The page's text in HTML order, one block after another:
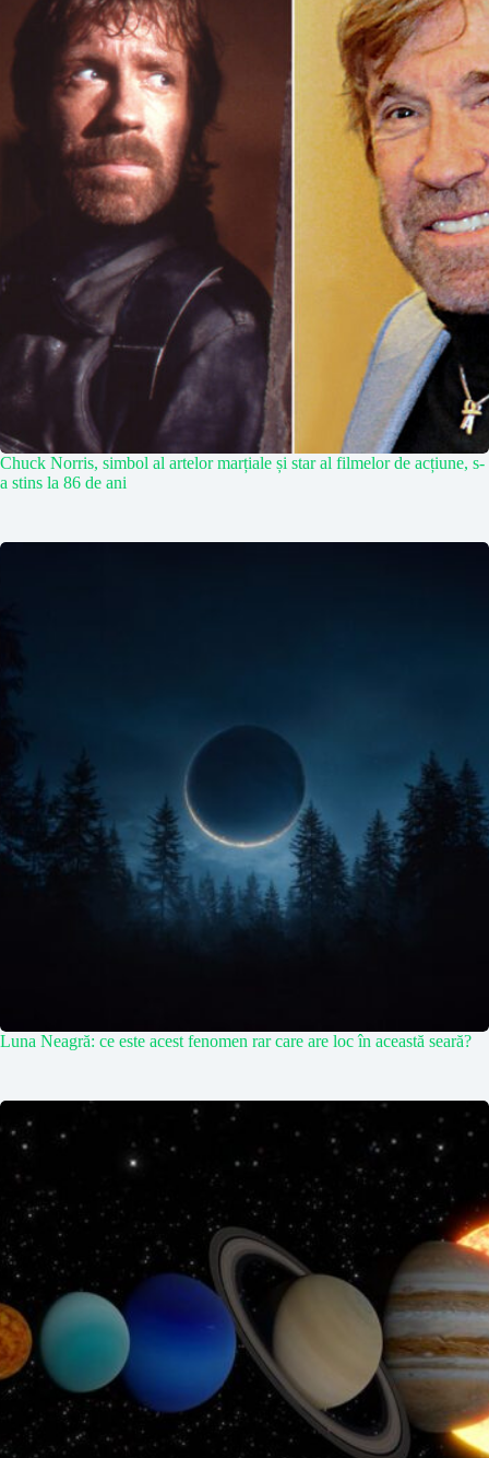
Chuck Norris, simbol al artelor marțiale și star al filmelor de acțiune, s-
a stins la 86 de ani
Luna Neagră: ce este acest fenomen rar care are loc în această seară?